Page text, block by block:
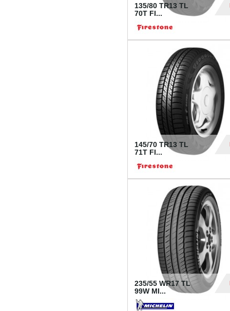
135/80 TR13 TL
70T FI...
145/70 TR13 TL
71T FI...
235/55 WR17 TL
99W MI...